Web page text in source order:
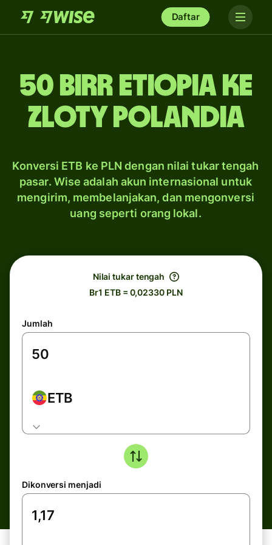
Daftar
50 birr Etiopia ke
zloty Polandia
Konversi ETB ke PLN dengan nilai tukar tengah
pasar. Wise adalah akun internasional untuk
mengirim, membelanjakan, dan mengonversi
uang seperti orang lokal.
Nilai tukar tengah
Br1 ETB = 0,02330 PLN
Jumlah
ETB
Dikonversi menjadi